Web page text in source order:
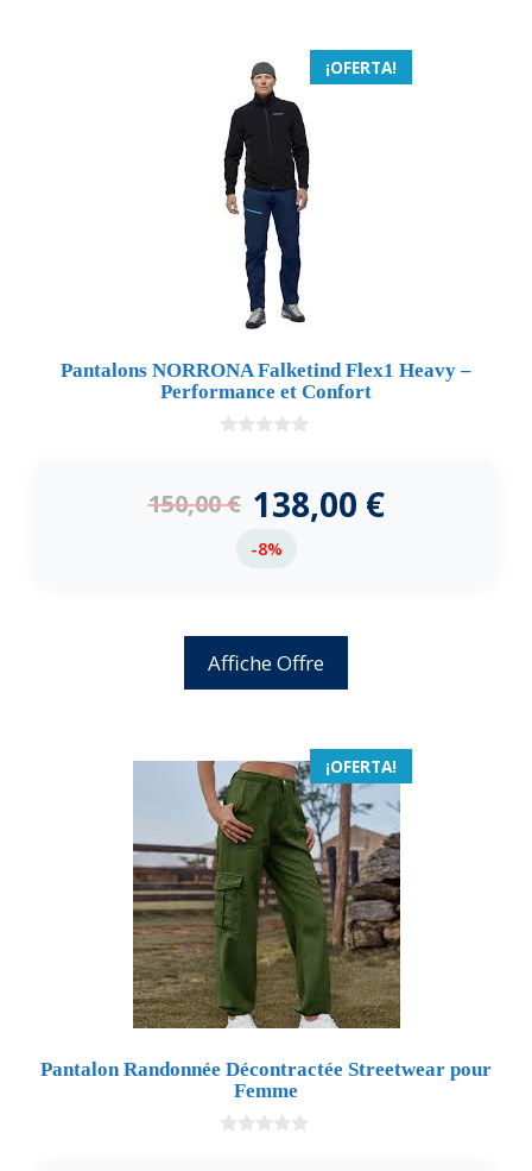
¡OFERTA!
Pantalons NORRONA Falketind Flex1 Heavy –
Performance et Confort
5
150,00€ 138,00 €
-8%
Affiche Offre
¡OFERTA!
Pantalon Randonnée Décontractée Streetwear pour
Femme